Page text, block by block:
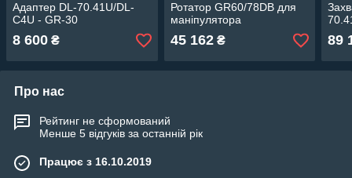
Адаптер DL-70.41U/DL-
С4U - GR-30
8 600 ₴
Ротатор GR60/78DB для
маніпулятора
45 162₴ 89
Про нас
Рейтинг не сформований
Менше 5 відгуків за останній рік
Працює з 16.10.2019